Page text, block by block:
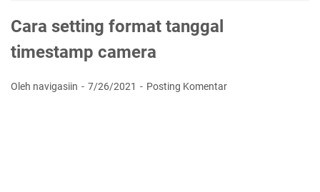
Cara setting format tanggal
timestamp camera
Oleh navigasiin 7/26/2021 Posting Komentar